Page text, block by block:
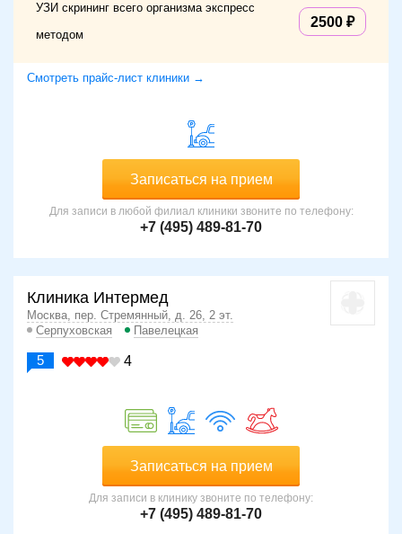
УЗИ скрининг всего организма экспресс
методом
2500
Смотреть прайс-лист клиники →
Записаться на прием
Для записи в любой филиал клиники звоните по телефону:
+7 (495) 489-81-70
Клиника Интермед
Москва, пер. Стремянный, д. 26, 2 эт.
Серпуховская
Павелецкая
5 4
Записаться на прием
Для записи в клинику звоните по телефону:
+7 (495) 489-81-70